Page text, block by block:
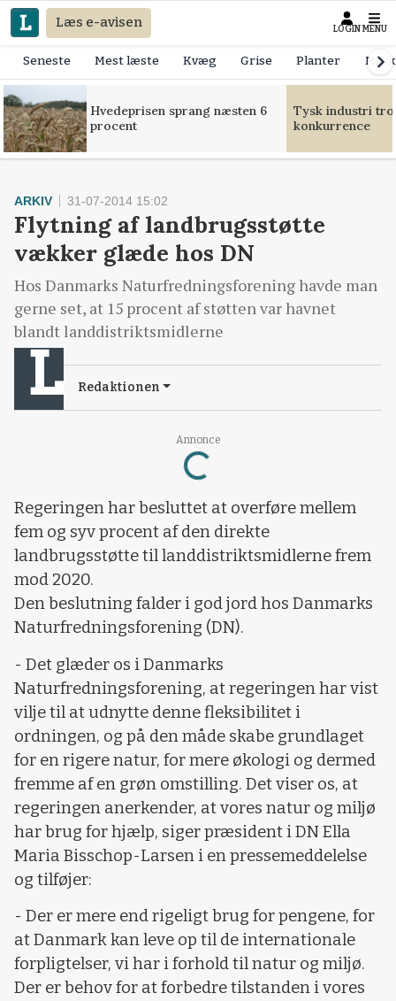
Læs e-avisen LOGIN MENU
Seneste Mest læste Kvæg Grise Planter
Hvedeprisen sprang næsten 6
procent
Tysk industri
konkurrence
Annonce
Loading...
ARKIV 31-07-2014 15:02
Flytning af landbrugsstøtte
vækker glæde hos DN
Hos Danmarks Naturfredningsforening havde man
gerne set, at 15 procent af støtten var havnet
blandt landdistriktsmidlerne
Redaktionen
Regeringen har besluttet at overføre mellem
fem og syv procent af den direkte
landbrugsstøtte til landdistriktsmidlerne frem
mod 2020.
Den beslutning falder i god jord hos Danmarks
Naturfredningsforening (DN).
- Det glæder os i Danmarks
Naturfredningsforening, at regeringen har vist
vilje til at udnytte denne fleksibilitet i
ordningen, og på den måde skabe grundlaget
for en rigere natur, for mere økologi og dermed
fremme af en grøn omstilling. Det viser os, at
regeringen anerkender, at vores natur og miljø
har brug for hjælp, siger præsident i DN Ella
Maria Bisschop-Larsen i en pressemeddelelse
og tilføjer:
- Der er mere end rigeligt brug for pengene, for
at Danmark kan leve op til de internationale
forpligtelser, vi har i forhold til natur og miljø.
Der er behov for at forbedre tilstanden i vores